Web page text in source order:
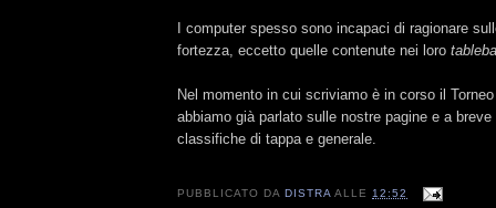
I computer spesso sono incapaci di ragionare
fortezza, eccetto quelle contenute nei loro
Nel momento in cui scriviamo è in corso il
abbiamo già parlato sulle nostre pagine e a breve
classifiche di tappa e generale.
PUBBLICATO DA DISTRA ALLE12:52